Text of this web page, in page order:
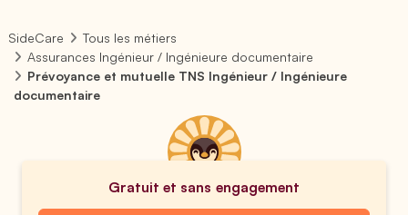
SideCare
Tous les métiers
Assurances Ingénieur / Ingénieure documentaire
Prévoyance et mutuelle TNS Ingénieur / Ingénieure
documentaire
Gratuit et sans engagement